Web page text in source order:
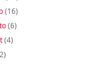
(16)
(6)
(4)